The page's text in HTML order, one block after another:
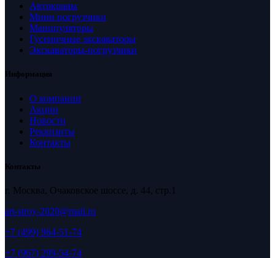
Автокраны
Мини погрузчики
Манипуляторы
Гусеничные экскаваторы
Экскаваторы-погрузчики
Информация
О компании
Акции
Новости
Реквизиты
Контакты
Контакты
г. Москва, Очаковское шоссе, д. 44, стр.1
art-stroy-2020@mail.ru
+7 (499) 964-51-74
+7 (967) 299-54-74